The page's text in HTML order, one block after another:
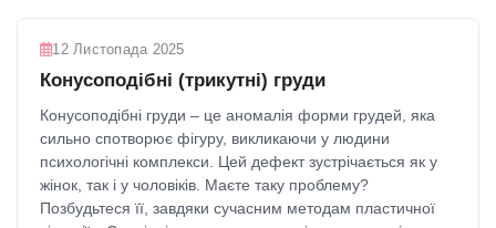
12 Листопада 2025
Конусоподібні (трикутні) груди
Конусоподібні груди – це аномалія форми грудей, яка
сильно спотворює фігуру, викликаючи у людини
психологічні комплекси. Цей дефект зустрічається як у
жінок, так і у чоловіків. Маєте таку проблему?
Позбудьтеся її, завдяки сучасним методам пластичної